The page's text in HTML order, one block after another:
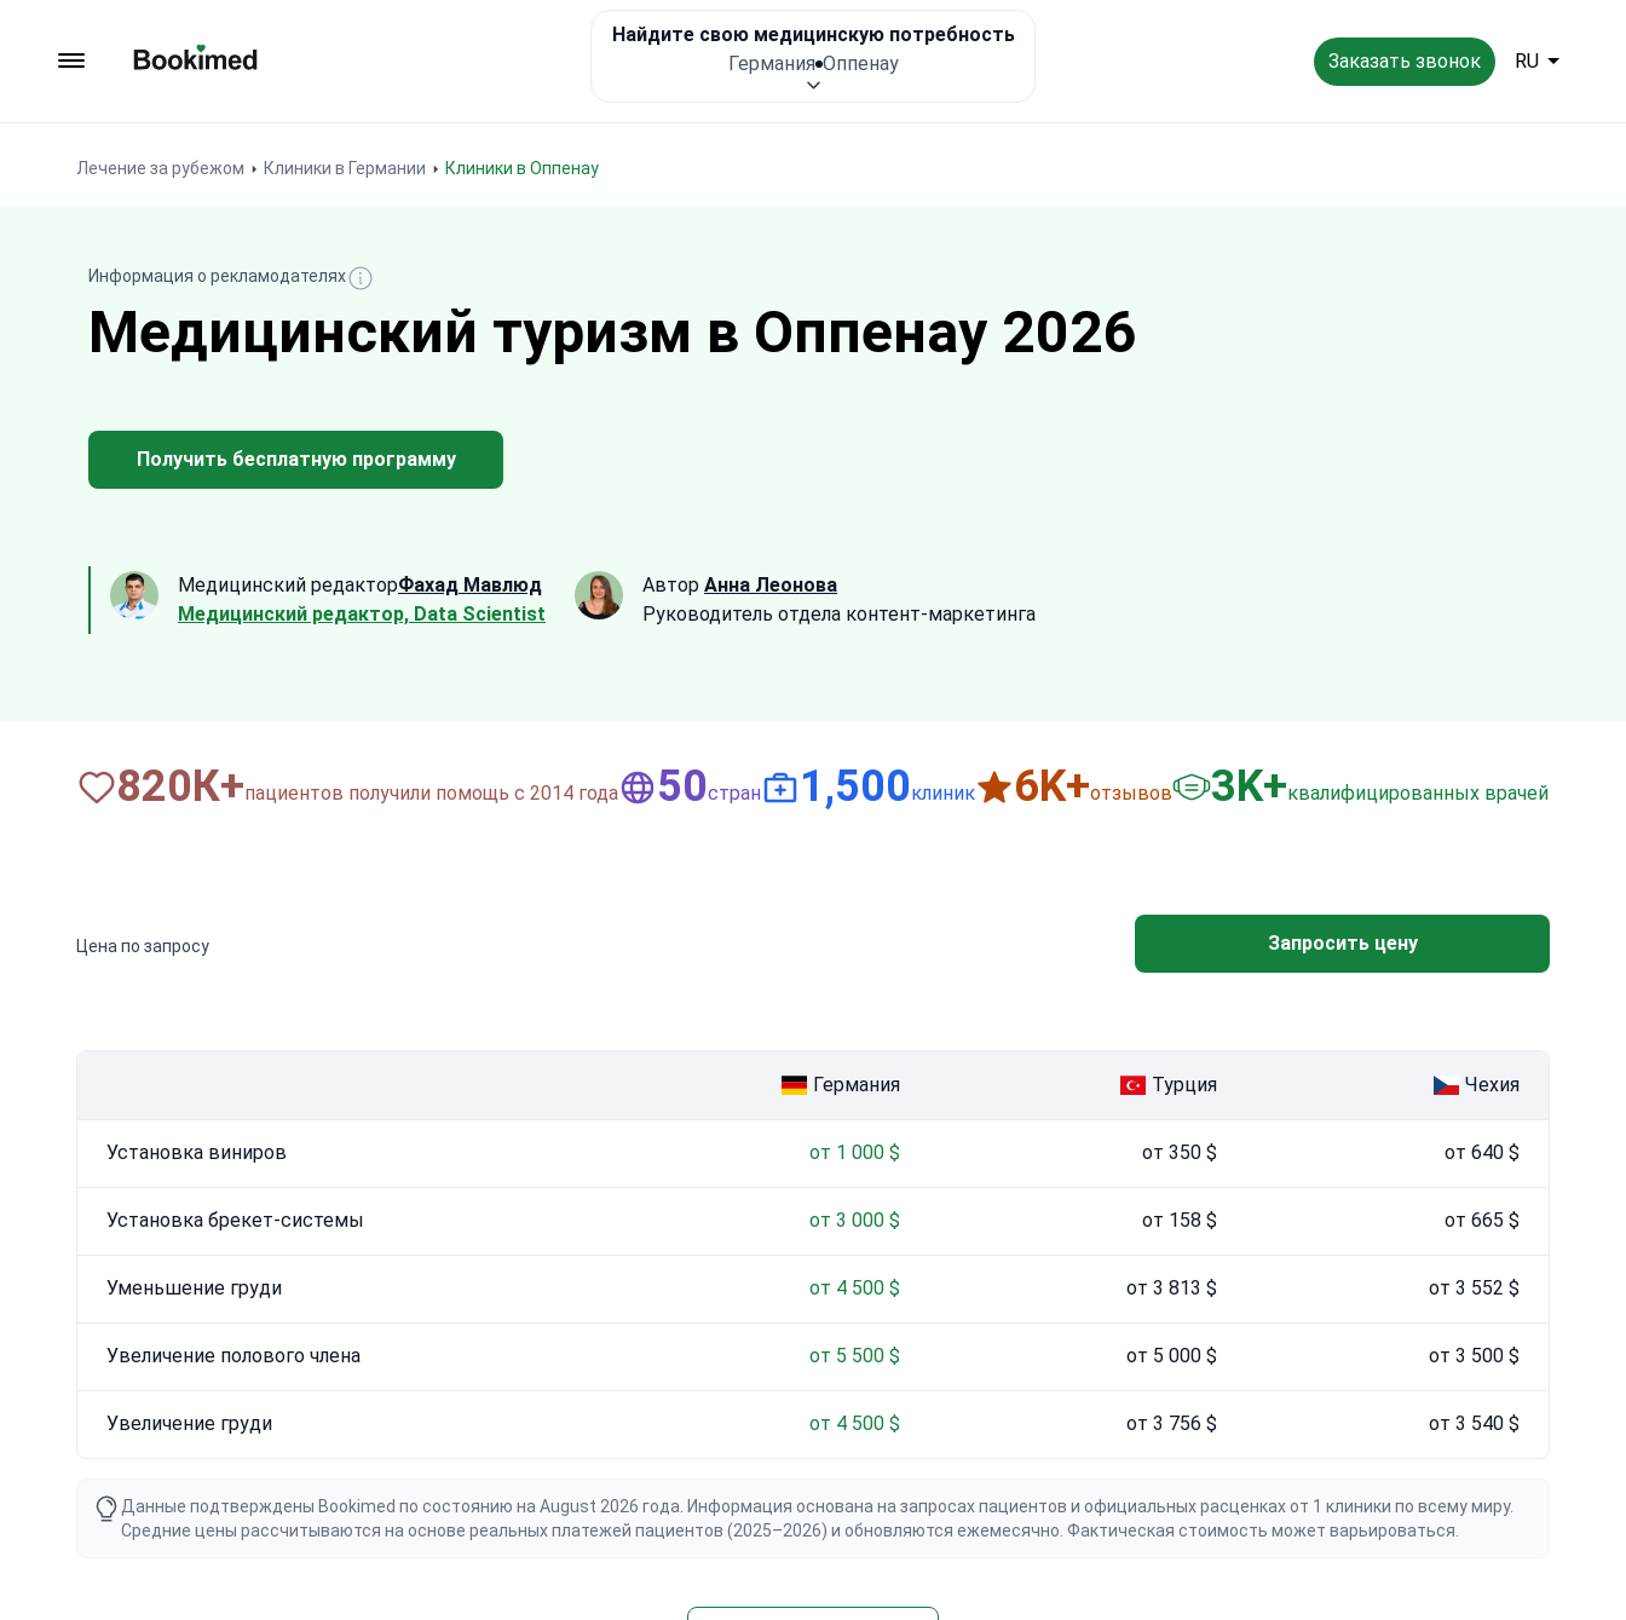
Заказать звонок RU
Лечение за рубежом Клиники в Германии Клиники в Оппенау
Найдите свою медицинскую потребность
Германия Оппенау
Информация о рекламодателях
Медицинский туризм в Оппенау 2026
Получить бесплатную программу
Медицинский редакторФахад Мавлюд
Медицинский редактор, Data Scientist
Автор Анна Леонова
Руководитель отдела контент-маркетинга
820К+пациентов получили помощь с 2014 года 50стран 1,500клиник 6K+отзывов 3K+квалифицированных врачей
Цена по запросу Запросить цену
Германия Турция Чехия
Установка виниров от 1 000 $ от 350 $ от 640 $
Установка брекет-системы от 3 000 $ от 158 $ от 665 $
Уменьшение груди от 4 500 $ от 3 813 $ от 3 552 $
Увеличение полового члена от 5 500 $ от 5 000 $ от 3 500 $
Увеличение груди от 4 500 $ от 3 756 $ от 3 540 $
Данные подтверждены Bookimed по состоянию на August 2026 года. Информация основана на запросах пациентов и официальных расценках от 1 клиники по всему миру.
Средние цены рассчитываются на основе реальных платежей пациентов (2025–2026) и обновляются ежемесячно. Фактическая стоимость может варьироваться.